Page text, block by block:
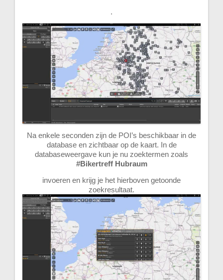
.
Na enkele seconden zijn de POI’s beschikbaar in de
database en zichtbaar op de kaart. In de
databaseweergave kun je nu zoektermen zoals
#Bikertreff Hubraum
invoeren en krijg je het hierboven getoonde
zoekresultaat.